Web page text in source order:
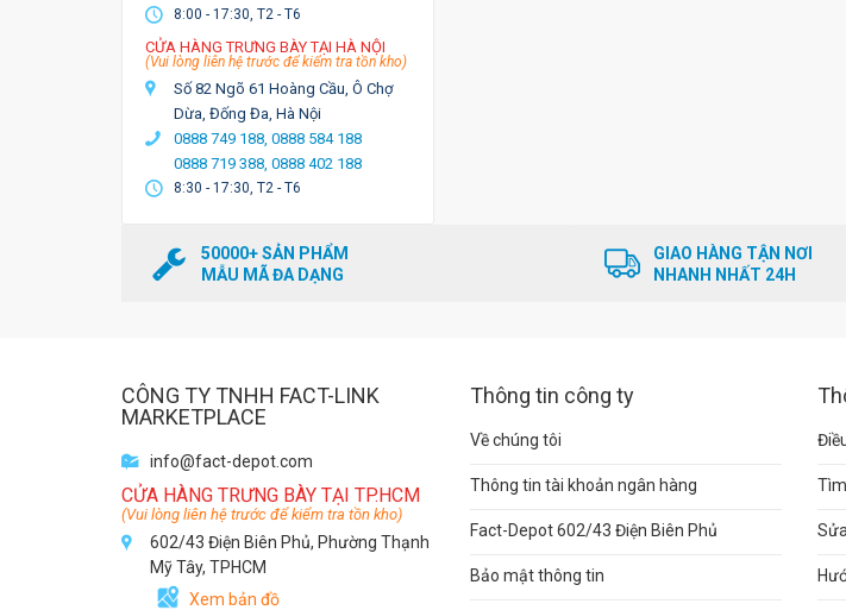
8:00 - 17:30, T2 - T6
CỬA HÀNG TRƯNG BÀY TẠI HÀ NỘI
(Vui lòng liên hệ trước để kiểm tra tồn kho)
Số 82 Ngõ 61 Hoàng Cầu, Ô Chợ
Dừa, Đống Đa, Hà Nội
0888 749 188, 0888 584 188
0888 719 388, 0888 402 188
8:30 - 17:30, T2 - T6
50000+ SẢN PHẨM
MẪU MÃ ĐA DẠNG
GIAO HÀNG TẬN NƠI
NHANH NHẤT 24H
CÔNG TY TNHH FACT-LINK
MARKETPLACE
info@fact-depot.com
CỬA HÀNG TRƯNG BÀY TẠI TP.HCM
(Vui lòng liên hệ trước để kiểm tra tồn kho)
602/43 Điện Biên Phủ, Phường Thạnh
Mỹ Tây, TPHCM
Xem bản đồ
Thông tin công ty
Về chúng tôi
Thông tin tài khoản ngân hàng
Fact-Depot 602/43 Điện Biên Phủ
Bảo mật thông tin